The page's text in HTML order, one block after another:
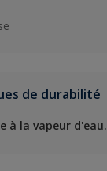
de durabilité
à la vapeur d'eau.